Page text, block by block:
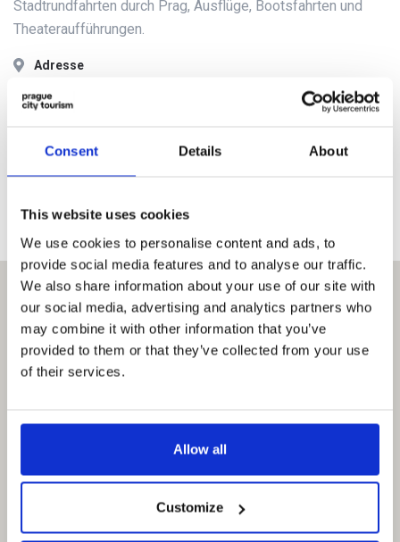
Consent Details About
This website uses cookies
We use cookies to personalise content and ads, to
provide social media features and to analyse our traffic.
We also share information about your use of our site with
our social media, advertising and analytics partners who
may combine it with other information that you’ve
provided to them or that they’ve collected from your use
of their services.
Allow all
Customize
Stadtrundfahrten durch Prag, Ausflüge, Bootsfahrten und
Theateraufführungen.
Adresse
110 00 Praha 1
Öffnungszeiten